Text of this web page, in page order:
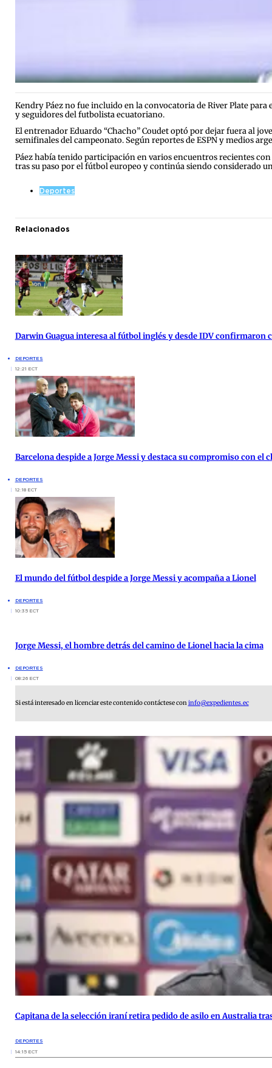
Kendry Páez no fue incluido en la convocatoria de River Plate
y seguidores del futbolista ecuatoriano.
El entrenador Eduardo “Chacho” Coudet optó por dejar fuera al
semifinales del campeonato. Según reportes de ESPN y medios
Páez había tenido participación en varios encuentros recientes
tras su paso por el fútbol europeo y continúa siendo considerado
Deportes
Relacionados
Darwin Guagua interesa al fútbol inglés y desde IDV confirmaron
DEPORTES
12:21 ECT
Barcelona despide a Jorge Messi y destaca su compromiso con el
DEPORTES
12:18 ECT
El mundo del fútbol despide a Jorge Messi y acompaña a Lionel
DEPORTES
10:35 ECT
Jorge Messi, el hombre detrás del camino de Lionel hacia la cima
DEPORTES
08:26 ECT
Si está interesado en licenciar este contenido contáctese coninfo@expedientes.ec
Capitana de la selección iraní retira pedido de asilo en Australia
DEPORTES
14:15 ECT